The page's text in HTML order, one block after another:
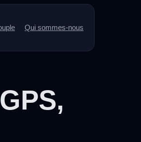
Qui sommes-nous
GPS,